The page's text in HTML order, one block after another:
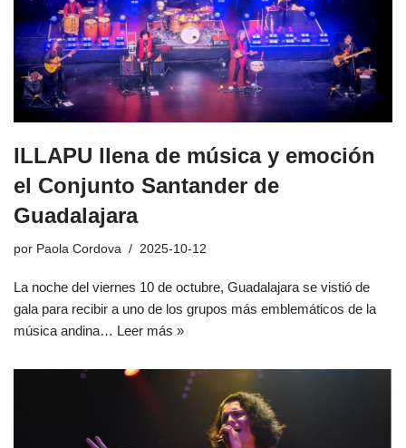
ILLAPU llena de música y emoción
el Conjunto Santander de
Guadalajara
por Paola Cordova 2025-10-12
La noche del viernes 10 de octubre, Guadalajara se vistió de
gala para recibir a uno de los grupos más emblemáticos de la
música andina… Leer más »